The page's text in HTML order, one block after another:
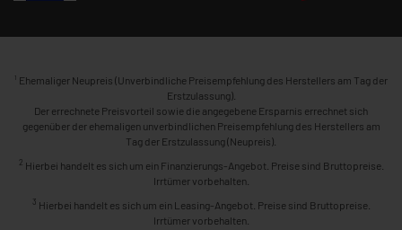
1 Ehemaliger Neupreis (Unverbindliche Preisempfehlung des Herstellers am Tag der
Erstzulassung).
Der errechnete Preisvorteil sowie die angegebene Ersparnis errechnet sich
gegenüber der ehemaligen unverbindlichen Preisempfehlung des Herstellers am
Tag der Erstzulassung (Neupreis).
2 Hierbei handelt es sich um ein Finanzierungs-Angebot. Preise sind Bruttopreise.
Irrtümer vorbehalten.
3 Hierbei handelt es sich um ein Leasing-Angebot. Preise sind Bruttopreise.
Irrtümer vorbehalten.